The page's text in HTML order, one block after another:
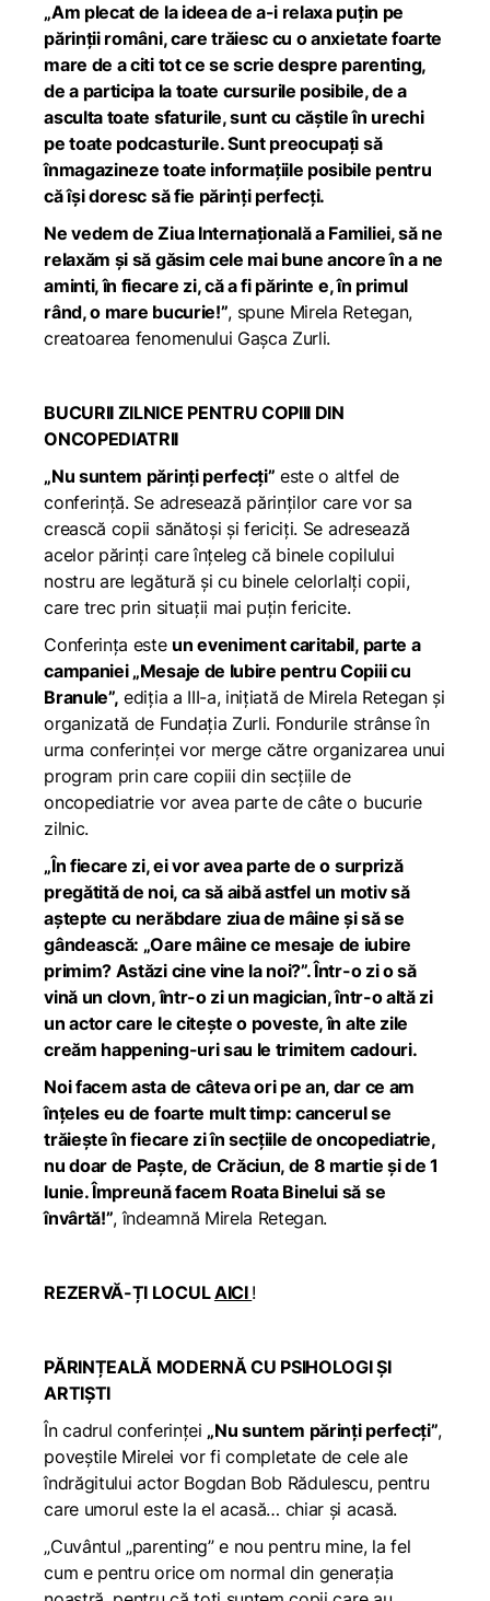
„Am plecat de la ideea de a-i relaxa puțin pe
părinții români, care trăiesc cu o anxietate foarte
mare de a citi tot ce se scrie despre parenting,
de a participa la toate cursurile posibile, de a
asculta toate sfaturile, sunt cu căștile în urechi
pe toate podcasturile. Sunt preocupați să
înmagazineze toate informațiile posibile pentru
că își doresc să fie părinți perfecți.
Ne vedem de Ziua Internațională a Familiei, să ne
relaxăm și să găsim cele mai bune ancore în a ne
aminti, în fiecare zi, că a fi părinte e, în primul
rând, o mare bucurie!”, spune Mirela Retegan,
creatoarea fenomenului Gașca Zurli.
BUCURII ZILNICE PENTRU COPIII DIN
ONCOPEDIATRII
„Nu suntem părinți perfecți” este o altfel de
conferință. Se adresează părinților care vor sa
crească copii sănătoși și fericiți. Se adresează
acelor părinți care înțeleg că binele copilului
nostru are legătură și cu binele celorlalți copii,
care trec prin situații mai puțin fericite.
Conferința este un eveniment caritabil, parte a
campaniei „Mesaje de Iubire pentru Copiii cu
Branule”, ediția a III-a, inițiată de Mirela Retegan și
organizată de Fundația Zurli. Fondurile strânse în
urma conferinței vor merge către organizarea unui
program prin care copiii din secțiile de
oncopediatrie vor avea parte de câte o bucurie
zilnic.
„În fiecare zi, ei vor avea parte de o surpriză
pregătită de noi, ca să aibă astfel un motiv să
aștepte cu nerăbdare ziua de mâine și să se
gândească: „Oare mâine ce mesaje de iubire
primim? Astăzi cine vine la noi?”. Într-o zi o să
vină un clovn, într-o zi un magician, într-o altă zi
un actor care le citește o poveste, în alte zile
creăm happening-uri sau le trimitem cadouri.
Noi facem asta de câteva ori pe an, dar ce am
înțeles eu de foarte mult timp: cancerul se
trăiește în fiecare zi în secțiile de oncopediatrie,
nu doar de Paște, de Crăciun, de 8 martie și de 1
Iunie. Împreună facem Roata Binelui să se
învârtă!”, îndeamnă Mirela Retegan.
REZERVĂ-ȚI LOCULAICI !
PĂRINȚEALĂ MODERNĂ CU PSIHOLOGI ȘI
ARTIȘTI
În cadrul conferinței „Nu suntem părinți perfecți”,
poveștile Mirelei vor fi completate de cele ale
îndrăgitului actor Bogdan Bob Rădulescu, pentru
care umorul este la el acasă… chiar și acasă.
„Cuvântul „parenting” e nou pentru mine, la fel
cum e pentru orice om normal din generația